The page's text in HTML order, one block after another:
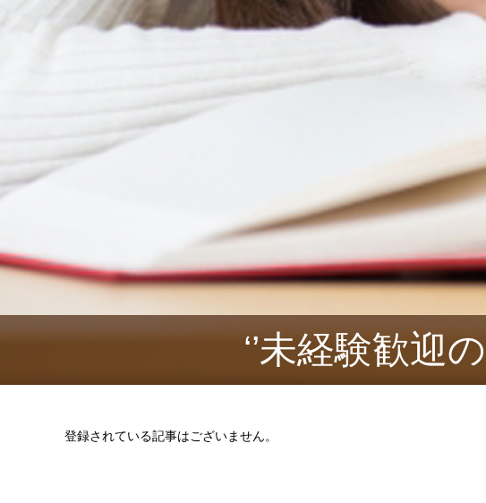
‘’未経験歓迎
登録されている記事はございません。